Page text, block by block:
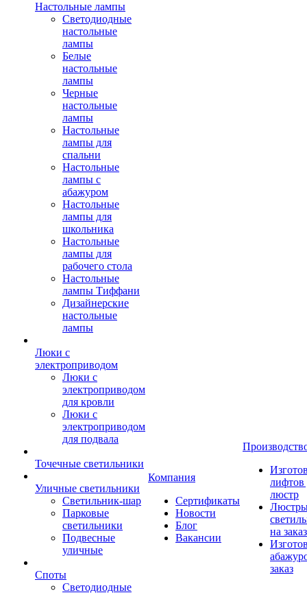
Настольные лампы
Светодиодные
настольные
лампы
Белые
настольные
лампы
Черные
настольные
лампы
Настольные
лампы для
спальни
Настольные
лампы с
абажуром
Настольные
лампы для
школьника
Настольные
лампы для
рабочего стола
Настольные
лампы Тиффани
Дизайнерские
настольные
лампы
Люки с
электроприводом
Люки с
электроприводом
для кровли
Люки с
электроприводом
для подвала
Точечные светильники
Уличные светильники
Светильник-шар
Парковые
светильники
Подвесные
уличные
Споты
Светодиодные
Компания
Сертификаты
Новости
Блог
Вакансии
лифтов
люстр
на заказ
заказ